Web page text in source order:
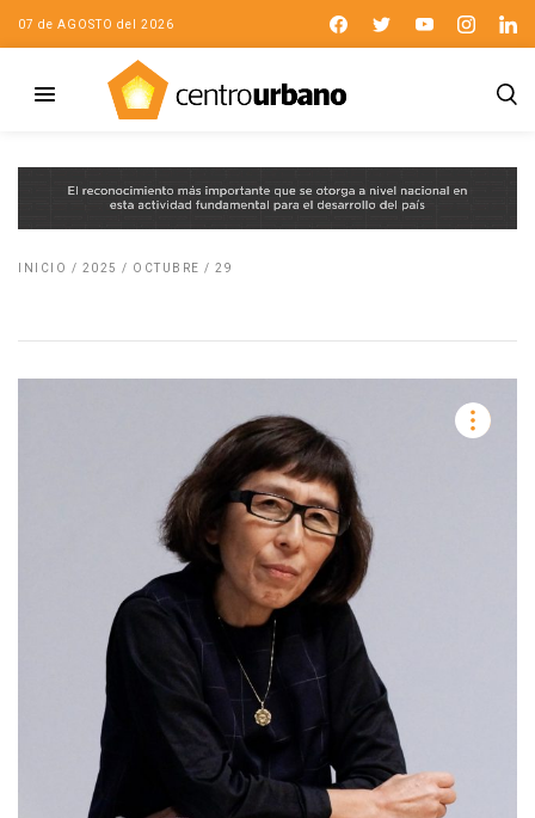
07 de AGOSTO del 2026
INICIO / 2025 / OCTUBRE / 29